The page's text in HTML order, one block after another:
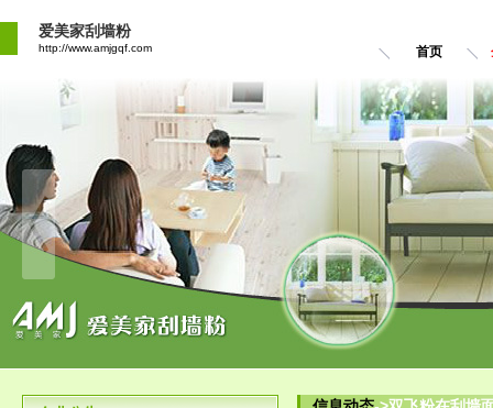
爱美家刮墙粉
http://www.amjgqf.com 首页